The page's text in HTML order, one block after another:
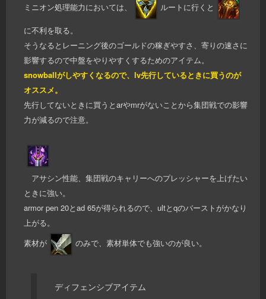
ミニオン処理能力においては、 ルートに行くと
に不利を取る。
そうなるとレーニング後のゴールドの稼ぎやすさ、寄りの速さに
影響するので中盤をやりやすくするためのアイテム。
snowballがしやすくなるので、lv先行しているときに買うのが
オススメ。
先行してないときに買うとarやmrがないことから集団戦での影響
力が減るので注意。
アサシン性能、集団戦のキャリーへのプレッシャーを上げたい
ときに強い。
armor pen 20とad 65が得られるので、ultとqのバーストがかなり
上がる。
素材が
のみで、素材単体でも強いのが良い。
ディフェンシブアイテム